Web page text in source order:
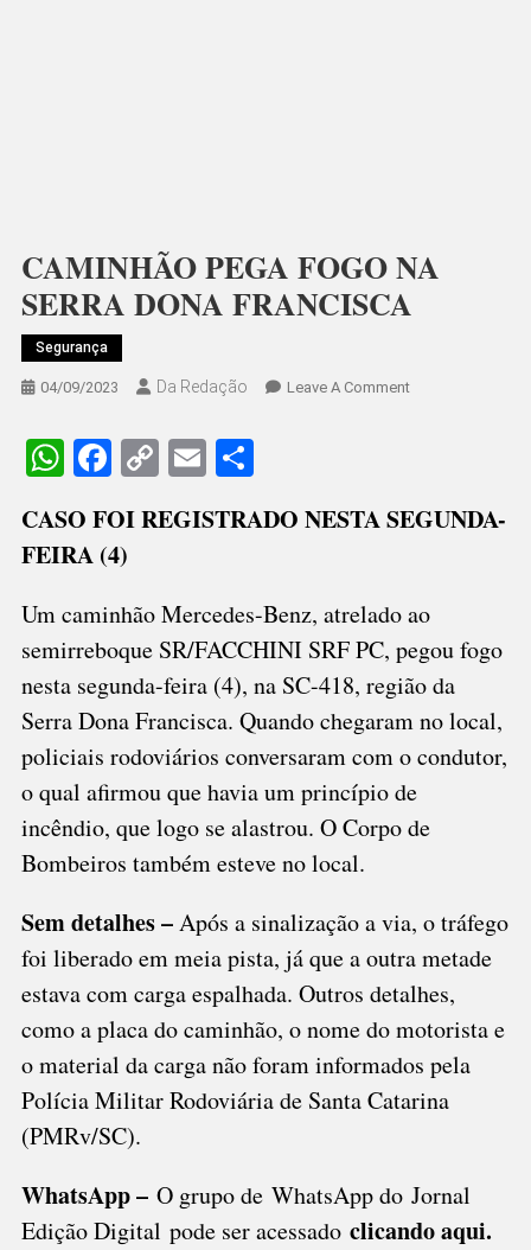
CAMINHÃO PEGA FOGO NA
SERRA DONA FRANCISCA
Segurança
04/09/2023 Da Redação Leave A CommentOn
SERRA
WhatsApp
Facebook
CopyEmail
CASO FOI REGISTRADO NESTA SEGUNDA-
FEIRA (4)
Um caminhão Mercedes-Benz, atrelado ao
semirreboque SR/FACCHINI SRF PC, pegou fogo
nesta segunda-feira (4), na SC-418, região da
Serra Dona Francisca. Quando chegaram no local,
policiais rodoviários conversaram com o condutor,
o qual afirmou que havia um princípio de
incêndio, que logo se alastrou. O Corpo de
Bombeiros também esteve no local.
Sem detalhes –Após a sinalização a via, o tráfego
foi liberado em meia pista, já que a outra metade
estava com carga espalhada. Outros detalhes,
como a placa do caminhão, o nome do motorista e
o material da carga não foram informados pela
Polícia Militar Rodoviária de Santa Catarina
(PMRv/SC).
WhatsApp – O grupo de WhatsApp do Jornal
Edição Digital pode ser acessado clicando aqui.